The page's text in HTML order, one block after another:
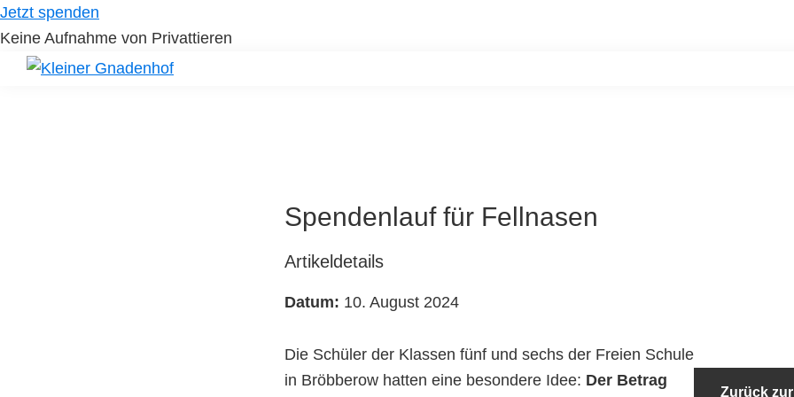
Skip
to
primary
Skip
to
main
Jetzt spenden
Keine Aufnahme von Privattieren
Spendenlauf für Fellnasen
Artikeldetails
Datum: 10. August 2024
Die Schüler der Klassen fünf und sechs der Freien Schule
in Bröbberow hatten eine besondere Idee: Der Betrag
Zurück